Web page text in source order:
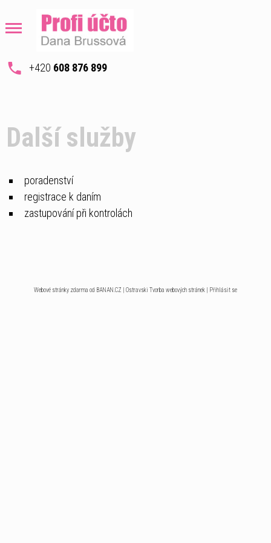
+420 608 876 899
Další služby
poradenství
registrace k daním
zastupování při kontrolách
Webové stránky zdarma od BANAN.CZ Ostravski Tvorba webových stránek Přihlásit se